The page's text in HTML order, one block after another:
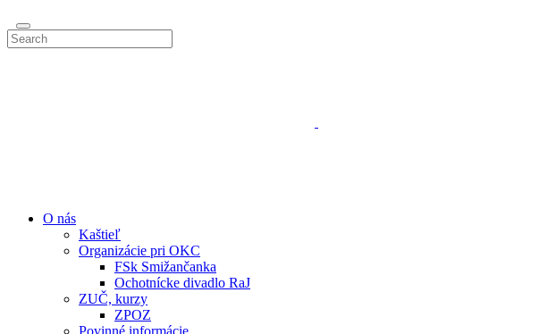
O nás
Kaštieľ
Organizácie pri OKC
FSk Smižančanka
Ochotnícke divadlo RaJ
ZUČ, kurzy
ZPOZ